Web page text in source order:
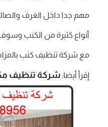
مهم جدا داخل الغرف
أنواع كثيرة من الكنب
مع شركة تنظيف كنب
إقرأ أيضا: شركة تنظيف